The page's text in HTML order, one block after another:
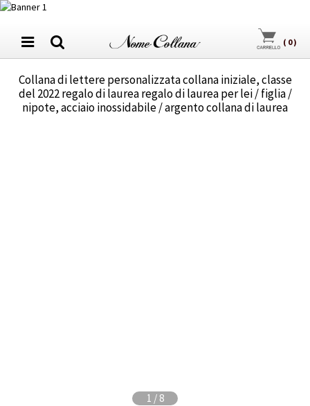
( 0)
Collana di lettere personalizzata collana iniziale, classe
del 2022 regalo di laurea regalo di laurea per lei / figlia /
nipote, acciaio inossidabile / argento collana di laurea
1 / 8